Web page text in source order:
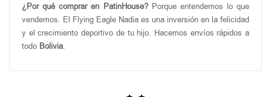
¿Por qué comprar en PatinHouse?Porque entendemos lo que
vendemos. El Flying Eagle Nadia es una inversión en la felicidad
y el crecimiento deportivo de tu hijo. Hacemos envíos rápidos a
todo Bolivia.